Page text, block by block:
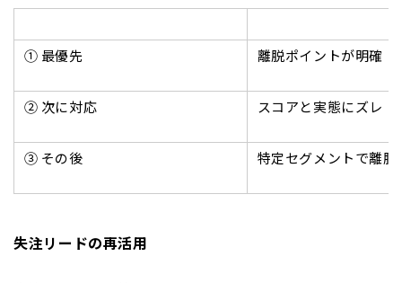
① 最優先
離脱ポイントが明確
② 次に対応 スコアと実態にズレ
③ その後 特定セグメントで離脱
失注リードの再活用